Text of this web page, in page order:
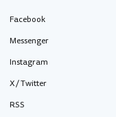
Facebook
Messenger
Instagram
X / Twitter
RSS